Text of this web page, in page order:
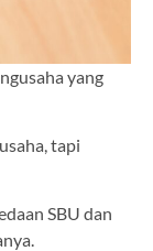
yang
tapi
SBU dan